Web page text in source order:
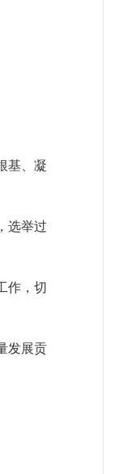
基、凝
选举过
作，切
发展贡